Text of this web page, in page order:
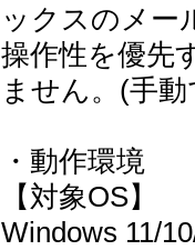
ックスのメー
操作性を優先
ません。(手
・動作環境
【対象OS】
Windows 11/